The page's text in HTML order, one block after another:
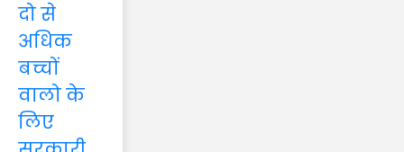
दो से
अधिक
बच्चों
वालो के
लिए